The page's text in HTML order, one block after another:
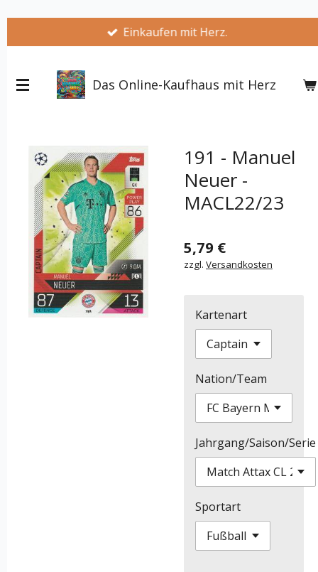
springen
Einkaufen mit Herz.
Das Online-Kaufhaus mit Herz
191 - Manuel
Neuer -
MACL22/23
5,79 €
zzgl. Versandkosten
Kartenart
Nation/Team
Jahrgang/Saison/Serie
Sportart